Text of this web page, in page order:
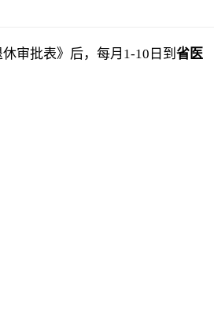
审批表》后，每月 1-10 日到省医